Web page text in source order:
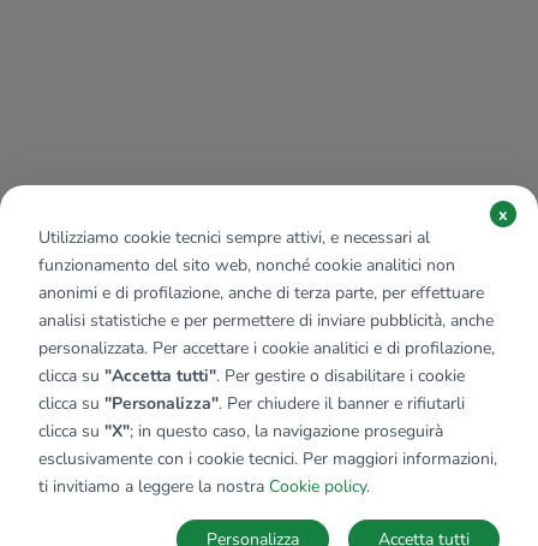
Utilizziamo cookie tecnici sempre attivi, e necessari al
funzionamento del sito web, nonché cookie analitici non
anonimi e di profilazione, anche di terza parte, per effettuare
analisi statistiche e per permettere di inviare pubblicità, anche
personalizzata. Per accettare i cookie analitici e di profilazione,
clicca su "Accetta tutti". Per gestire o disabilitare i cookie
clicca su "Personalizza". Per chiudere il banner e rifiutarli
clicca su "X"; in questo caso, la navigazione proseguirà
esclusivamente con i cookie tecnici. Per maggiori informazioni,
ti invitiamo a leggere la nostra Cookie policy.
x
Accetta tutti
Personalizza